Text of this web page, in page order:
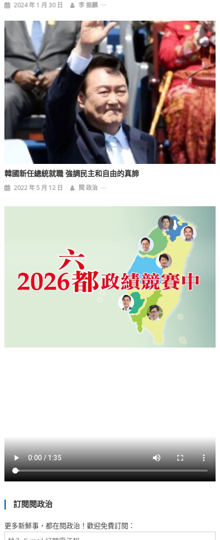
2024 年 1 月 30 日 李 振麟
韓國新任總統就職 強調民主和自由的真諦
2022 年 5 月 12 日 閱 政治
訂閱閱政治
更多新鮮事，都在閱政治！歡迎免費訂閱：